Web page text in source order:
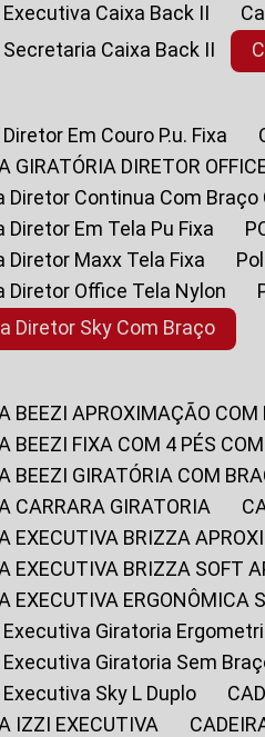
Executiva Caixa Back II
Secretaria Caixa Back II
Diretor Em Couro P.u. Fixa
GIRATÓRIA DIRETOR
Diretor Continua Com Braço
Diretor Em Tela Pu Fixa
Diretor Maxx Tela Fixa
Diretor Office Tela Nylon
Diretor Sky Com Braço
BEEZI APROXIMAÇÃO COM
BEEZI FIXA COM 4 PÉS
BEEZI GIRATÓRIA COM
CARRARA GIRATORIA
EXECUTIVA BRIZZA
EXECUTIVA BRIZZA SOFT
EXECUTIVA ERGONÔMICA
Executiva Giratoria
Executiva Giratoria Sem
Executiva Sky L Duplo
IZZI EXECUTIVA